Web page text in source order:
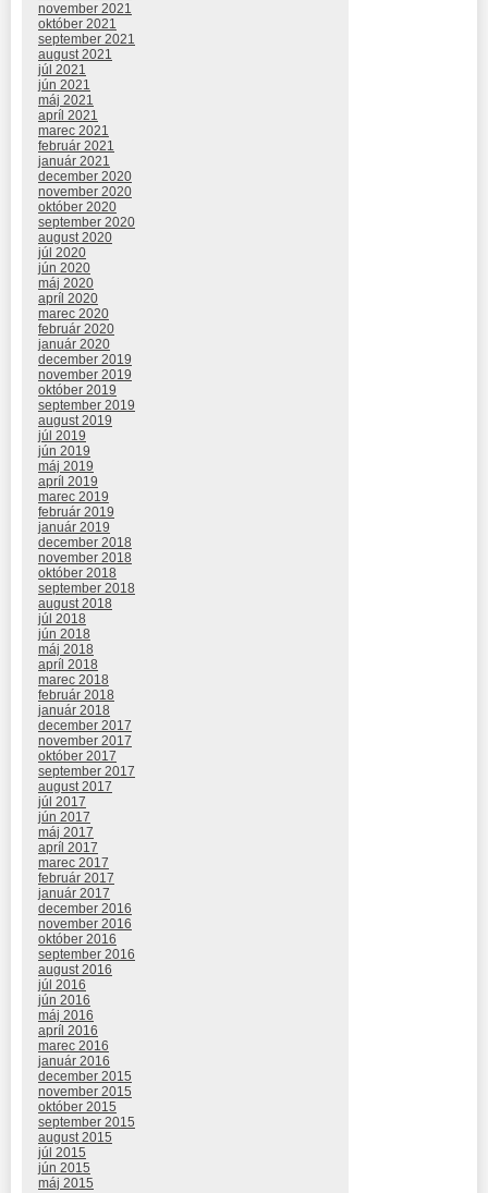
november 2021
október 2021
september 2021
august 2021
júl 2021
jún 2021
máj 2021
apríl 2021
marec 2021
február 2021
január 2021
december 2020
november 2020
október 2020
september 2020
august 2020
júl 2020
jún 2020
máj 2020
apríl 2020
marec 2020
február 2020
január 2020
december 2019
november 2019
október 2019
september 2019
august 2019
júl 2019
jún 2019
máj 2019
apríl 2019
marec 2019
február 2019
január 2019
december 2018
november 2018
október 2018
september 2018
august 2018
júl 2018
jún 2018
máj 2018
apríl 2018
marec 2018
február 2018
január 2018
december 2017
november 2017
október 2017
september 2017
august 2017
júl 2017
jún 2017
máj 2017
apríl 2017
marec 2017
február 2017
január 2017
december 2016
november 2016
október 2016
september 2016
august 2016
júl 2016
jún 2016
máj 2016
apríl 2016
marec 2016
január 2016
december 2015
november 2015
október 2015
september 2015
august 2015
júl 2015
jún 2015
máj 2015